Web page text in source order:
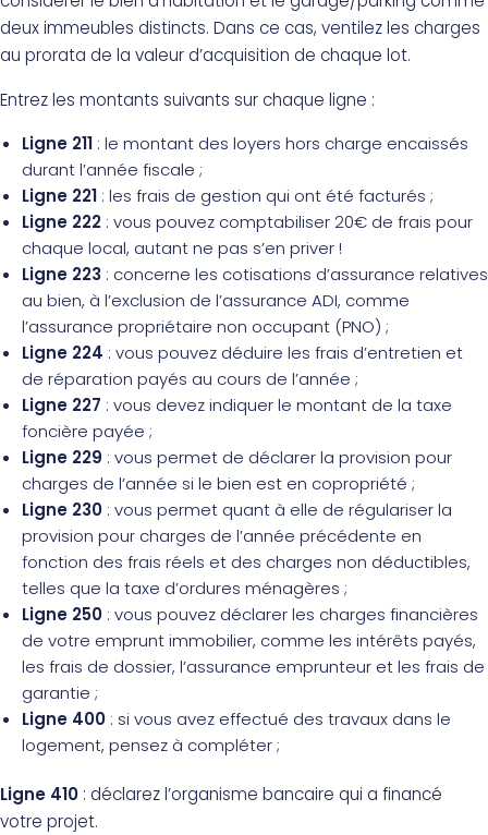
deux immeubles distincts. Dans ce cas, ventilez les charges
au prorata de la valeur d’acquisition de chaque lot.
Entrez les montants suivants sur chaque ligne :
Ligne 211 : le montant des loyers hors charge encaissés
durant l’année fiscale ;
Ligne 221 : les frais de gestion qui ont été facturés ;
Ligne 222 : vous pouvez comptabiliser 20€ de frais pour
chaque local, autant ne pas s’en priver !
Ligne 223 : concerne les cotisations d’assurance relatives
au bien, à l’exclusion de l’assurance ADI, comme
l’assurance propriétaire non occupant (PNO) ;
Ligne 224 : vous pouvez déduire les frais d’entretien et
de réparation payés au cours de l’année ;
Ligne 227 : vous devez indiquer le montant de la taxe
foncière payée ;
Ligne 229 : vous permet de déclarer la provision pour
charges de l’année si le bien est en copropriété ;
Ligne 230 : vous permet quant à elle de régulariser la
provision pour charges de l’année précédente en
fonction des frais réels et des charges non déductibles,
telles que la taxe d’ordures ménagères ;
Ligne 250 : vous pouvez déclarer les charges financières
de votre emprunt immobilier, comme les intérêts payés,
les frais de dossier, l’assurance emprunteur et les frais de
garantie ;
Ligne 400 : si vous avez effectué des travaux dans le
logement, pensez à compléter ;
Ligne 410 : déclarez l’organisme bancaire qui a financé
votre projet.